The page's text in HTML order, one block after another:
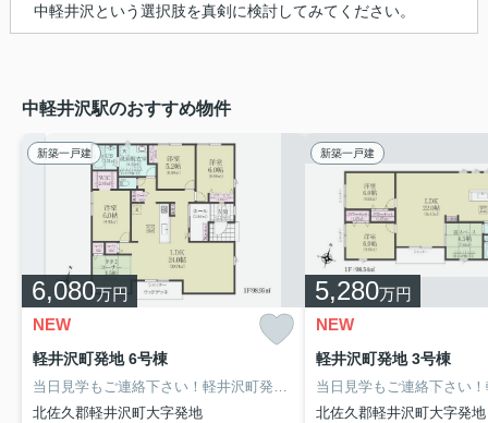
中軽井沢という選択肢を真剣に検討してみてください。
中軽井沢駅のおすすめ物件
新築一戸建
6,080万円
NEW
軽井沢町発地 6号棟
北佐久郡軽井沢町大字発地
新築一戸建
5,280万円
NEW
軽井沢町発地 3号棟
北佐久郡軽井沢町大字発地